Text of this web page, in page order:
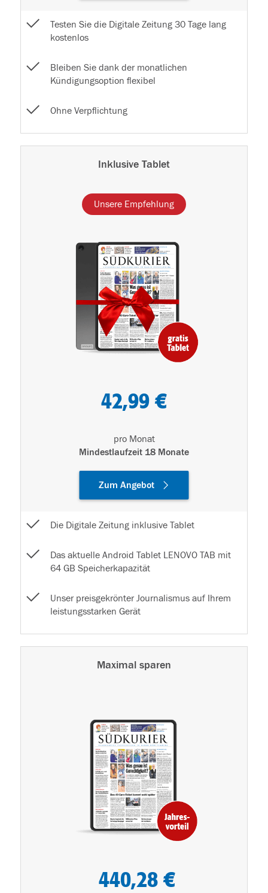
Testen Sie die Digitale Zeitung 30 Tage lang
kostenlos
Bleiben Sie dank der monatlichen
Kündigungsoption flexibel
Ohne Verpflichtung
Inklusive Tablet
Unsere Empfehlung
42,99 €
pro Monat
Mindestlaufzeit 18 Monate
Zum Angebot
Die Digitale Zeitung inklusive Tablet
Das aktuelle Android Tablet LENOVO TAB mit
64 GB Speicherkapazität
Unser preisgekrönter Journalismus auf Ihrem
leistungsstarken Gerät
Maximal sparen
440,28 €